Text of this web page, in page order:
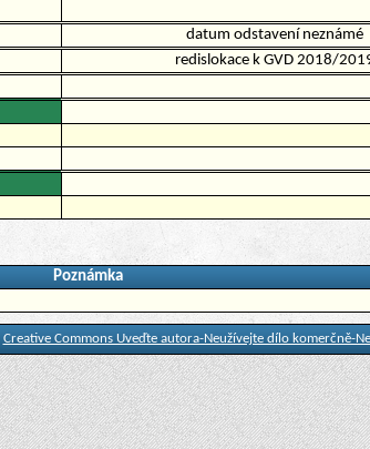
datum odstavení neznámé
redislokace k GVD 2018/
Poznámka
Creative Commons Uveďte autora-Neužívejte dílo komerčně-